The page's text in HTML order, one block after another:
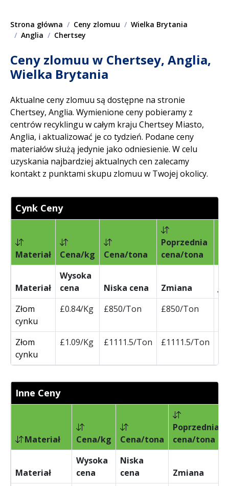
Strona główna Ceny zlomuu
Wielka Brytania
Anglia
Chertsey
Ceny zlomuu w Chertsey, Anglia,
Wielka Brytania
Aktualne ceny zlomuu są dostępne na stronie
Chertsey, Anglia. Wymienione ceny pobieramy z
centrów recyklingu w całym kraju Chertsey Miasto,
Anglia, i aktualizować je co tydzień. Podane ceny
materiałów służą jedynie jako odniesienie. W celu
uzyskania najbardziej aktualnych cen zalecamy
kontakt z punktami skupu zlomuu w Twojej okolicy.
Cynk Ceny
Materiał Cena/kg Cena/tona
Poprzednia
cena/tona
Materiał
Wysoka
cena
Niska cena Zmiana
Złom
cynku
£0.84/Kg £850/Ton £850/Ton
Złom
cynku
£1.09/Kg £1111.5/Ton £1111.5/Ton
Inne Ceny
Materiał Cena/kg Cena/tona
Poprzednia
cena/tona
Materiał
Wysoka
cena
Niska
cena
Zmiana